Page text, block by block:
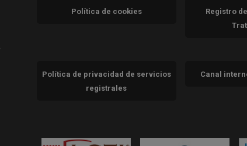
nueva)
ventana nueva)
(abre en ventana nueva)
Política de cookies
Registro
Política de privacidad de servicios
registrales
Canal